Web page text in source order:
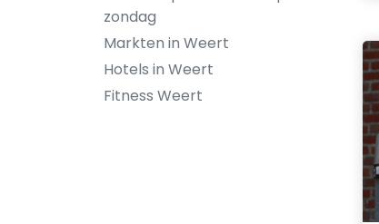
zondag
Markten in Weert
Hotels in Weert
Fitness Weert